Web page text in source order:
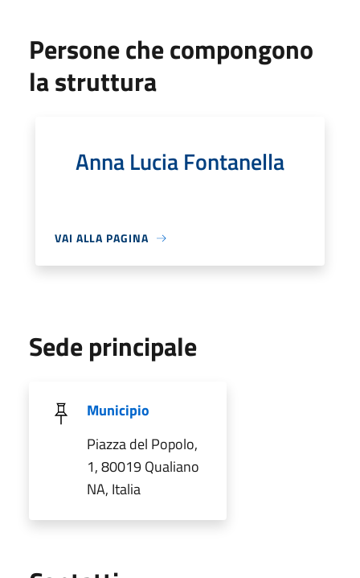
Persone che compongono
la struttura
Anna Lucia Fontanella
VAI ALLA PAGINA
Sede principale
Municipio
Piazza del Popolo,
1, 80019 Qualiano
NA, Italia